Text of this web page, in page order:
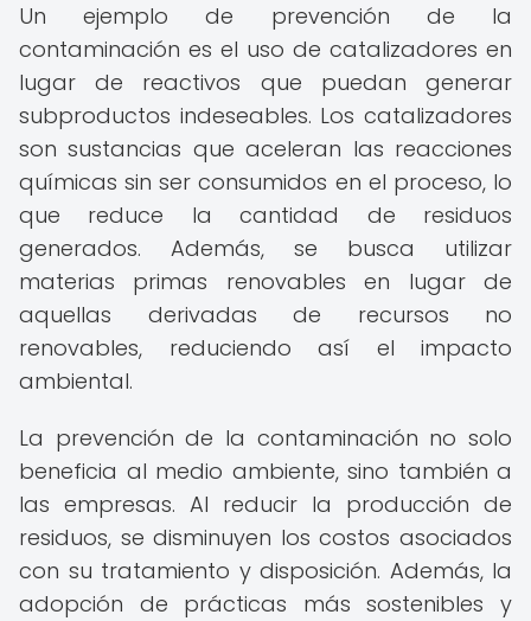
Un ejemplo de prevención de la
contaminación es el uso de catalizadores en
lugar de reactivos que puedan generar
subproductos indeseables. Los catalizadores
son sustancias que aceleran las reacciones
químicas sin ser consumidos en el proceso, lo
que reduce la cantidad de residuos
generados. Además, se busca utilizar
materias primas renovables en lugar de
aquellas derivadas de recursos no
renovables, reduciendo así el impacto
ambiental.
La prevención de la contaminación no solo
beneficia al medio ambiente, sino también a
las empresas. Al reducir la producción de
residuos, se disminuyen los costos asociados
con su tratamiento y disposición. Además, la
adopción de prácticas más sostenibles y